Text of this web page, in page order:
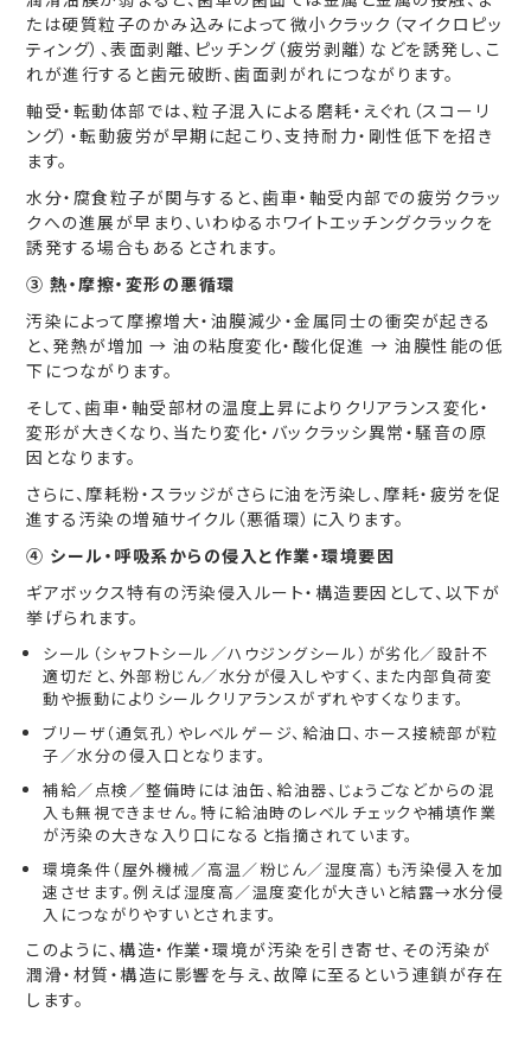
たは硬質粒子のかみ込みによって微小クラック（マイクロピッ
ティング）、表面剥離、ピッチング（疲労剥離）などを誘発し、こ
れが進行すると歯元破断、歯面剥がれにつながります。
軸受・転動体部では、粒子混入による磨耗・えぐれ（スコーリ
ング）・転動疲労が早期に起こり、支持耐力・剛性低下を招き
ます。
水分・腐食粒子が関与すると、歯車・軸受内部での疲労クラッ
クへの進展が早まり、いわゆるホワイトエッチングクラックを
誘発する場合もあるとされます。
③ 熱・摩擦・変形の悪循環
汚染によって摩擦増大・油膜減少・金属同士の衝突が起きる
と、発熱が増加 → 油の粘度変化・酸化促進 → 油膜性能の低
下につながります。
そして、歯車・軸受部材の温度上昇によりクリアランス変化・
変形が大きくなり、当たり変化・バックラッシ異常・騒音の原
因となります。
さらに、摩耗粉・スラッジがさらに油を汚染し、摩耗・疲労を促
進する汚染の増殖サイクル（悪循環）に入ります。
④ シール・呼吸系からの侵入と作業・環境要因
ギアボックス特有の汚染侵入ルート・構造要因として、以下が
挙げられます。
シール（シャフトシール／ハウジングシール）が劣化／設計不
適切だと、外部粉じん／水分が侵入しやすく、また内部負荷変
動や振動によりシールクリアランスがずれやすくなります。
ブリーザ（通気孔）やレベルゲージ、給油口、ホース接続部が粒
子／水分の侵入口となります。
補給／点検／整備時には油缶、給油器、じょうごなどからの混
入も無視できません。特に給油時のレベルチェックや補填作業
が汚染の大きな入り口になると指摘されています。
環境条件（屋外機械／高温／粉じん／湿度高）も汚染侵入を加
速させます。例えば湿度高／温度変化が大きいと結露→水分侵
入につながりやすいとされます。
このように、構造・作業・環境が汚染を引き寄せ、その汚染が
潤滑・材質・構造に影響を与え、故障に至るという連鎖が存在
します。